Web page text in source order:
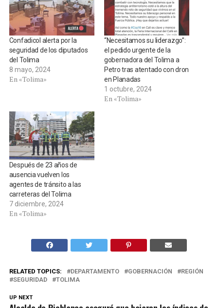
Confadicol alerta por la
seguridad de los diputados
del Tolima
8 mayo, 2024
En «Tolima»
“Necesitamos su liderazgo”:
el pedido urgente de la
gobernadora del Tolima a
Petro tras atentado con dron
en Planadas
1 octubre, 2024
En «Tolima»
Después de 23 años de
ausencia vuelven los
agentes de tránsito a las
carreteras del Tolima
7 diciembre, 2024
En «Tolima»
RELATED TOPICS: DEPARTAMENTO GOBERNACIÓN
REGIÓN
SEGURIDAD
TOLIMA
UP NEXT